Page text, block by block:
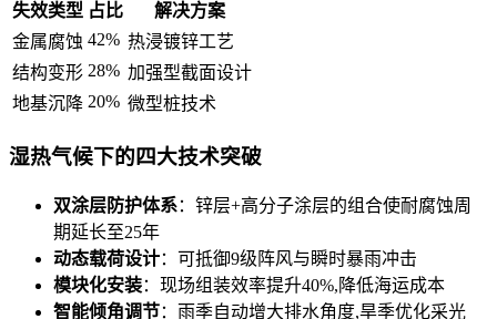
失效类型 占比
解决方案
金属腐蚀 42% 热浸镀锌工艺
结构变形 28% 加强型截面设计
地基沉降 20% 微型桩技术
湿热气候下的四大技术突破
双涂层防护体系：锌层+高分子涂层的组合使耐腐蚀周
期延长至25年
动态载荷设计：可抵御9级阵风与瞬时暴雨冲击
模块化安装：现场组装效率提升40%,降低海运成本
智能倾角调节：雨季自动增大排水角度,旱季优化采光